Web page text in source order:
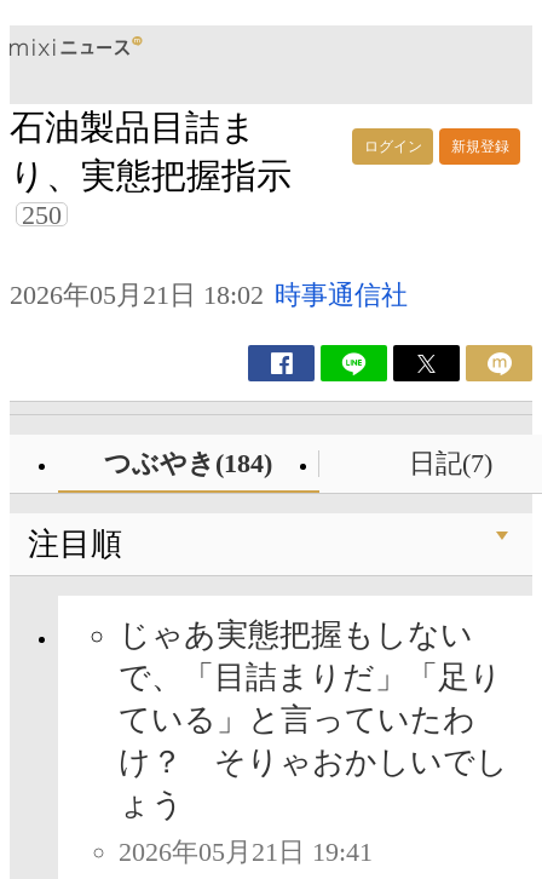
ログイン 新規登録
石油製品目詰ま
り、実態把握指示
250
2026年05月21日 18:02 時事通信社
つぶやき(184) 日記(7)
注目順
じゃあ実態把握もしない
で、「目詰まりだ」「足り
ている」と言っていたわ
け？ そりゃおかしいでし
ょう
2026年05月21日 19:41